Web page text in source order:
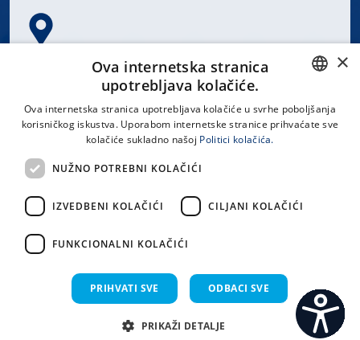
Spinčićeva 1, 21000 Split
LINKOVI
Uvjeti korištenja
CROATIAN
×
Ova internetska stranica
upotrebljava kolačiće.
Ova internetska stranica upotrebljava kolačiće u svrhe poboljšanja
korisničkog iskustva. Uporabom internetske stranice prihvaćate sve
kolačiće sukladno našoj Politici kolačića.
NUŽNO POTREBNI KOLAČIĆI
IZVEDBENI KOLAČIĆI CILJANI KOLAČIĆI
FUNKCIONALNI KOLAČIĆI
PRIHVATI SVE ODBACI SVE
PRIKAŽI DETALJE